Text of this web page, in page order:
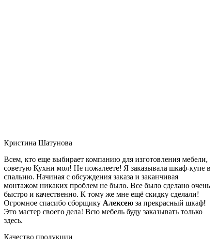
Кристина Шатунова
Всем, кто еще выбирает компанию для изготовления мебели,
советую Кухни мол! Не пожалеете! Я заказывала шкаф-купе в
спальню. Начиная с обсуждения заказа и заканчивая
монтажом никаких проблем не было. Все было сделано очень
быстро и качественно. К тому же мне ещё скидку сделали!
Огромное спасибо сборщику Алексею за прекрасный шкаф!
Это мастер своего дела! Всю мебель буду заказывать только
здесь.
Качество продукции